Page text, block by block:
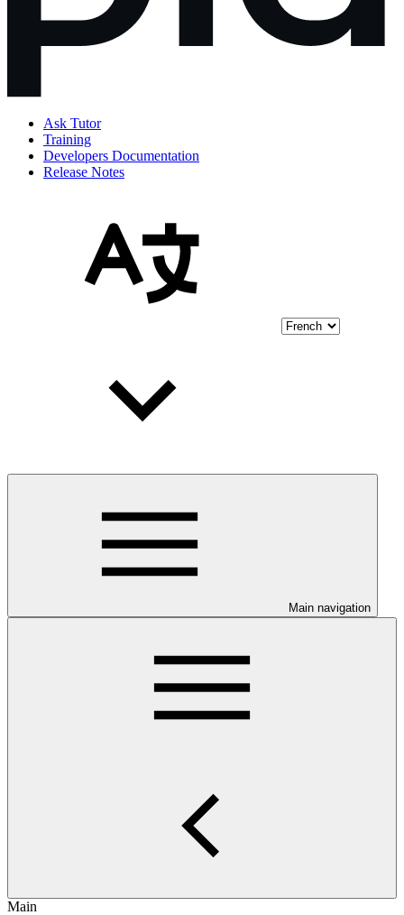
Ask Tutor
Training
Developers Documentation
Release Notes
Main navigation
Main